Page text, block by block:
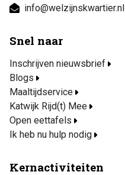
info@welzijnskwartier.nl
Snel naar
Inschrijven nieuwsbrief
Blogs
Maaltijdservice
Katwijk Rijd(t) Mee
Open eettafels
Ik heb nu hulp nodig
Kernactiviteiten